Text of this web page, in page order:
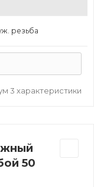
резьба
3 характеристики
50